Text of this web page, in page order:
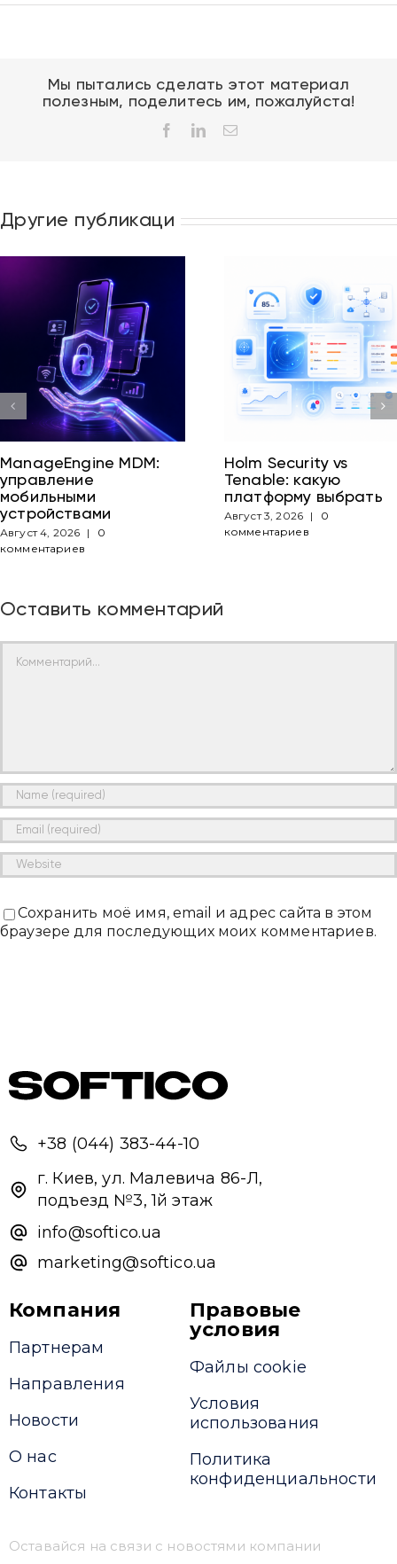
Мы пытались сделать этот материал
полезным, поделитесь им, пожалуйста!
FacebookLinkedInEmail
Другие публикаци
ManageEngine MDM:
управление
мобильными
устройствами
Август 4, 2026 |
0
комментариев
Holm Security vs
Tenable: какую
платформу выбрать
Август 3, 2026 |
0
комментариев
Оставить комментарий
Comment
Сохранить моё имя, email и адрес сайта в этом
браузере для последующих моих комментариев.
+38 (044) 383-44-10
г. Киев, ул. Малевича 86-Л,
подъезд №3, 1й этаж
info@softico.ua
marketing@softico.ua
Компания
Партнерам
Направления
Новости
О нас
Контакты
Правовые
условия
Файлы cookie
Условия
использования
Политика
конфиденциальности
Оставайся на связи с новостями компании